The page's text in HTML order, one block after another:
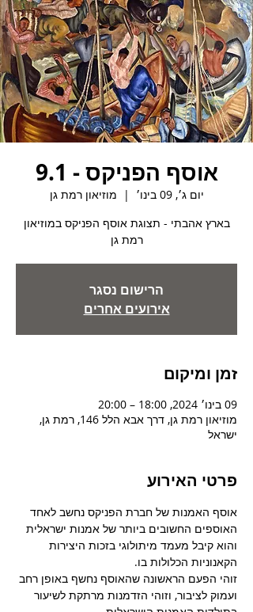
אוסף הפניקס - 9.1
יום ג׳, 09 בינו׳
  |
מוזיאון רמת גן
בארץ אהבתי - תצוגת אוסף הפניקס במוזיאון
רמת גן
הרישום נסגר
אירועים אחרים
זמן ומיקום
09 בינו׳ 2024, 18:00 – 20:00
מוזיאון רמת גן, דרך אבא הלל 146, רמת גן,
ישראל
פרטי האירוע
אוסף האמנות של חברת הפניקס נחשב לאחד
האוספים החשובים ביותר של אמנות ישראלית
והוא קיבל מעמד מיתולוגי בזכות היצירות
הקאנוניות הכלולות בו.
זוהי הפעם הראשונה שהאוסף נחשף באופן רחב
ועמוק לציבור, וזוהי הזדמנות מרתקת לשיעור